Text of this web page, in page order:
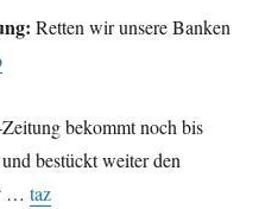
Retten wir unsere Banken
bekommt noch bis
bestückt weiter den
…taz